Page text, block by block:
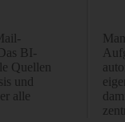
BI-
Quellen
und
alle